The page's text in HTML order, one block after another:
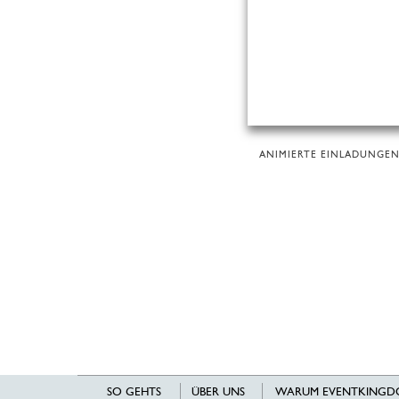
ANIMIERTE EINLADUNGEN
SO GEHTS ÜBER UNS WARUM